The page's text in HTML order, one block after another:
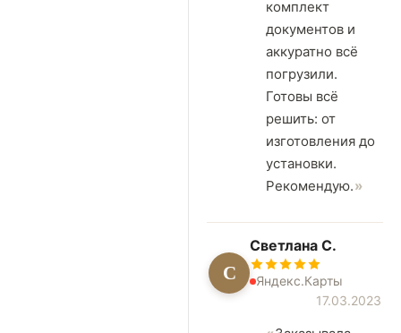
комплект
документов и
аккуратно всё
погрузили.
Готовы всё
решить: от
изготовления до
установки.
Рекомендую.
С
Светлана С.
Яндекс.Карты
17.03.2023